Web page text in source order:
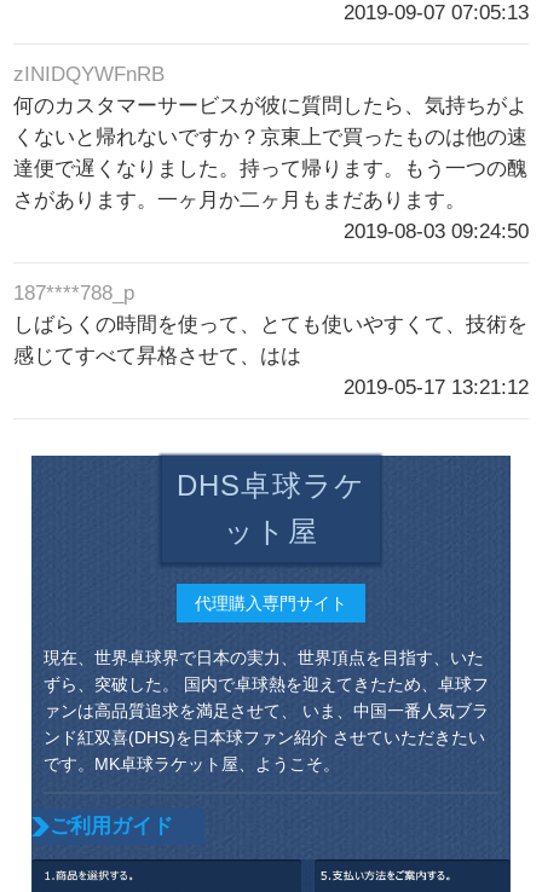
2019-09-07 07:05:13
zINIDQYWFnRB
何のカスタマーサービスが彼に質問したら、気持ちがよ
くないと帰れないですか？京東上で買ったものは他の速
達便で遅くなりました。持って帰ります。もう一つの醜
さがあります。一ヶ月か二ヶ月もまだあります。
2019-08-03 09:24:50
187****788_p
しばらくの時間を使って、とても使いやすくて、技術を
感じてすべて昇格させて、はは
2019-05-17 13:21:12
DHS卓球ラケ
ット屋
代理購入専門サイト
現在、世界卓球界で日本の実力、世界頂点を目指す、いた
ずら、突破した。 国内で卓球熱を迎えてきたため、卓球フ
ァンは高品質追求を満足させて、 いま、中国一番人気ブラ
ンド紅双喜(DHS)を日本球ファン紹介 させていただきたい
です。MK卓球ラケット屋、ようこそ。
ご利用ガイド